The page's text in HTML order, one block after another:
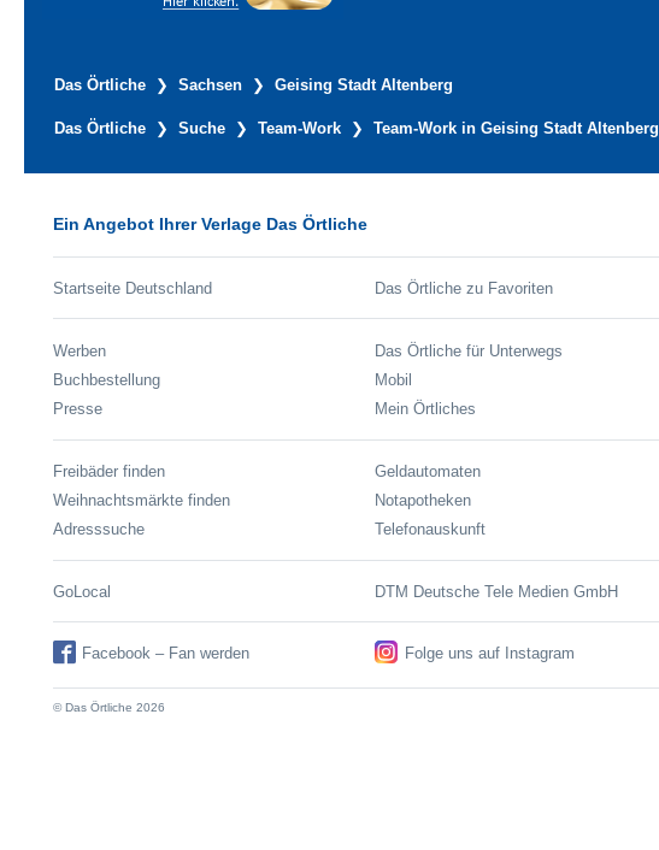
Das Örtliche Sachsen Geising Stadt Altenberg
Das Örtliche Suche Team-Work Team-Work in Geising Stadt Altenberg
Ein Angebot Ihrer Verlage Das Örtliche
Startseite Deutschland Das Örtliche zu Favoriten
Werben
Buchbestellung
Presse
Das Örtliche für Unterwegs
Mobil
Mein Örtliches
Freibäder finden
Weihnachtsmärkte finden
Adresssuche
Geldautomaten
Notapotheken
Telefonauskunft
GoLocal DTM Deutsche Tele Medien GmbH
Facebook – Fan werden Folge uns auf Instagram
© Das Örtliche 2026